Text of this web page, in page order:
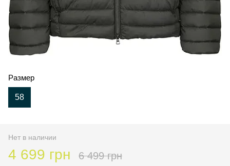
Размер
58
Нет в наличии
4 699 грн 6 499 грн